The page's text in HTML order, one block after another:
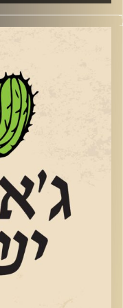
אחר. האנסמבל של
מהיוצרים
רותם בר-אילן
בג'ז ישראלי
– לזכרה
אבישי והחצוצרן אבישי
של ענת פורט
זילברשטיין
בלזיצמן ואוריאל הרמן